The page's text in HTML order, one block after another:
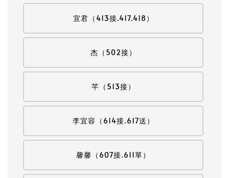
宜君（413接.417.418）
杰（502接）
芊（513接）
李宜容（614接.617送）
馨馨（607接.611單）